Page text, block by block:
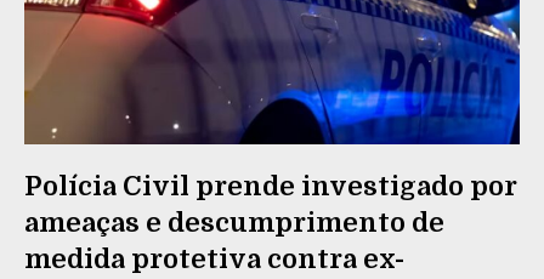
Polícia Civil prende investigado por
ameaças e descumprimento de
medida protetiva contra ex-